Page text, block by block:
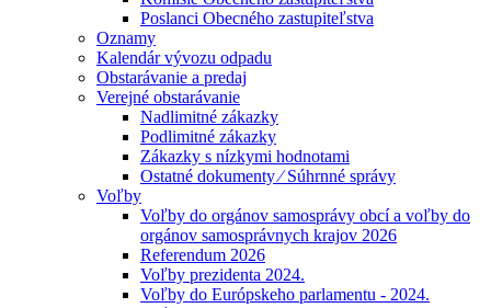
Poslanci Obecného zastupiteľstva
Oznamy
Kalendár vývozu odpadu
Obstarávanie a predaj
Verejné obstarávanie
Nadlimitné zákazky
Podlimitné zákazky
Zákazky s nízkymi hodnotami
Ostatné dokumenty ⁄ Súhrnné správy
Voľby
Voľby do orgánov samosprávy obcí a voľby do
orgánov samosprávnych krajov 2026
Referendum 2026
Voľby prezidenta 2024.
Voľby do Európskeho parlamentu - 2024.